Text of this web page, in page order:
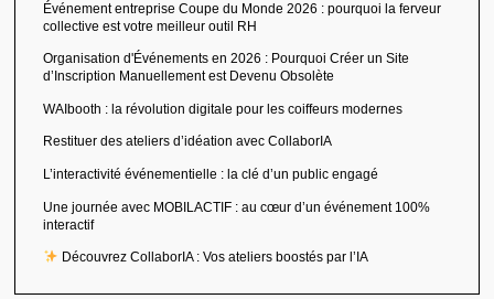
Événement entreprise Coupe du Monde 2026 : pourquoi la ferveur
collective est votre meilleur outil RH
Organisation d'Événements en 2026 : Pourquoi Créer un Site
d’Inscription Manuellement est Devenu Obsolète
WAIbooth : la révolution digitale pour les coiffeurs modernes
Restituer des ateliers d’idéation avec CollaborIA
L’interactivité événementielle : la clé d’un public engagé
Une journée avec MOBILACTIF : au cœur d’un événement 100%
interactif
Découvrez CollaborIA : Vos ateliers boostés par l’IA